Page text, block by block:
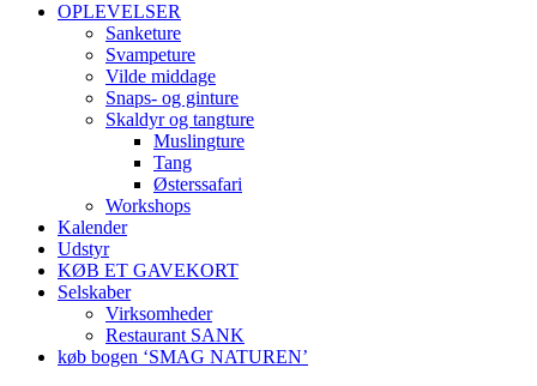
OPLEVELSER
Sanketure
Svampeture
Vilde middage
Snaps- og ginture
Skaldyr og tangture
Muslingture
Tang
Østerssafari
Workshops
Kalender
Udstyr
KØB ET GAVEKORT
Selskaber
Virksomheder
Restaurant SANK
køb bogen ‘SMAG NATUREN’